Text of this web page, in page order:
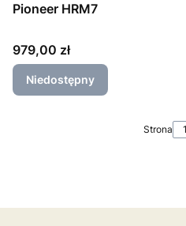
Pioneer HRM7
Cena
979,00 zł
Niedostępny
Strona